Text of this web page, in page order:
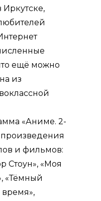
Иркутске,
ещё можно
из
«Аниме. 2-
и фильмов:
Стоун», «Моя
«Тёмный